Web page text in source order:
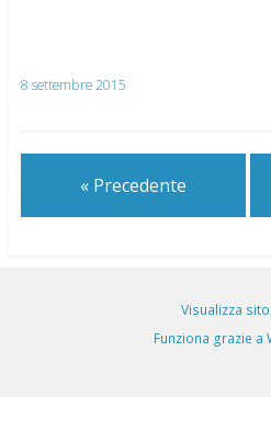
8 settembre 2015
« Precedente
Visualizza
Funziona grazie a